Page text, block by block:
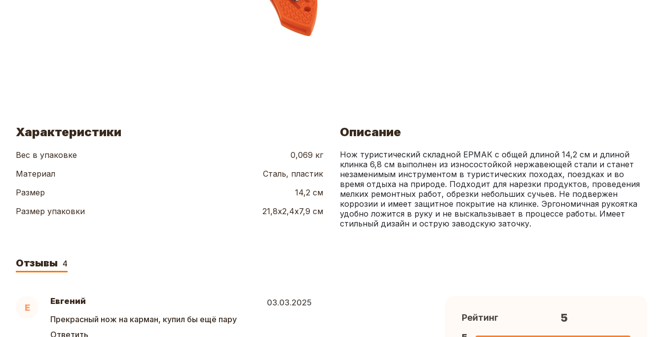
Характеристики
Вес в упаковке
0,069 кг
Материал
Сталь, пластик
Размер
14,2 см
Размер упаковки
21,8х2,4х7,9 см
Описание
Нож туристический складной ЕРМАК с общей длиной 14,2 см и длиной
клинка 6,8 см выполнен из износостойкой нержавеющей стали и станет
незаменимым инструментом в туристических походах, поездках и во
время отдыха на природе. Подходит для нарезки продуктов, проведения
мелких ремонтных работ, обрезки небольших сучьев. Не подвержен
коррозии и имеет защитное покрытие на клинке. Эргономичная рукоятка
удобно ложится в руку и не выскальзывает в процессе работы. Имеет
стильный дизайн и острую заводскую заточку.
Отзывы 4
Е
Евгений
03.03.2025
Прекрасный нож на карман, купил бы ещё парy
Ответить
Рейтинг 5